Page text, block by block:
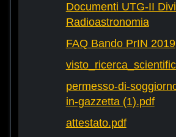
Documenti UTG-II
Radioastronomia
FAQ Bando PrIN 2019
permesso-di-
in-gazzetta (1).pdf
attestato.pdf